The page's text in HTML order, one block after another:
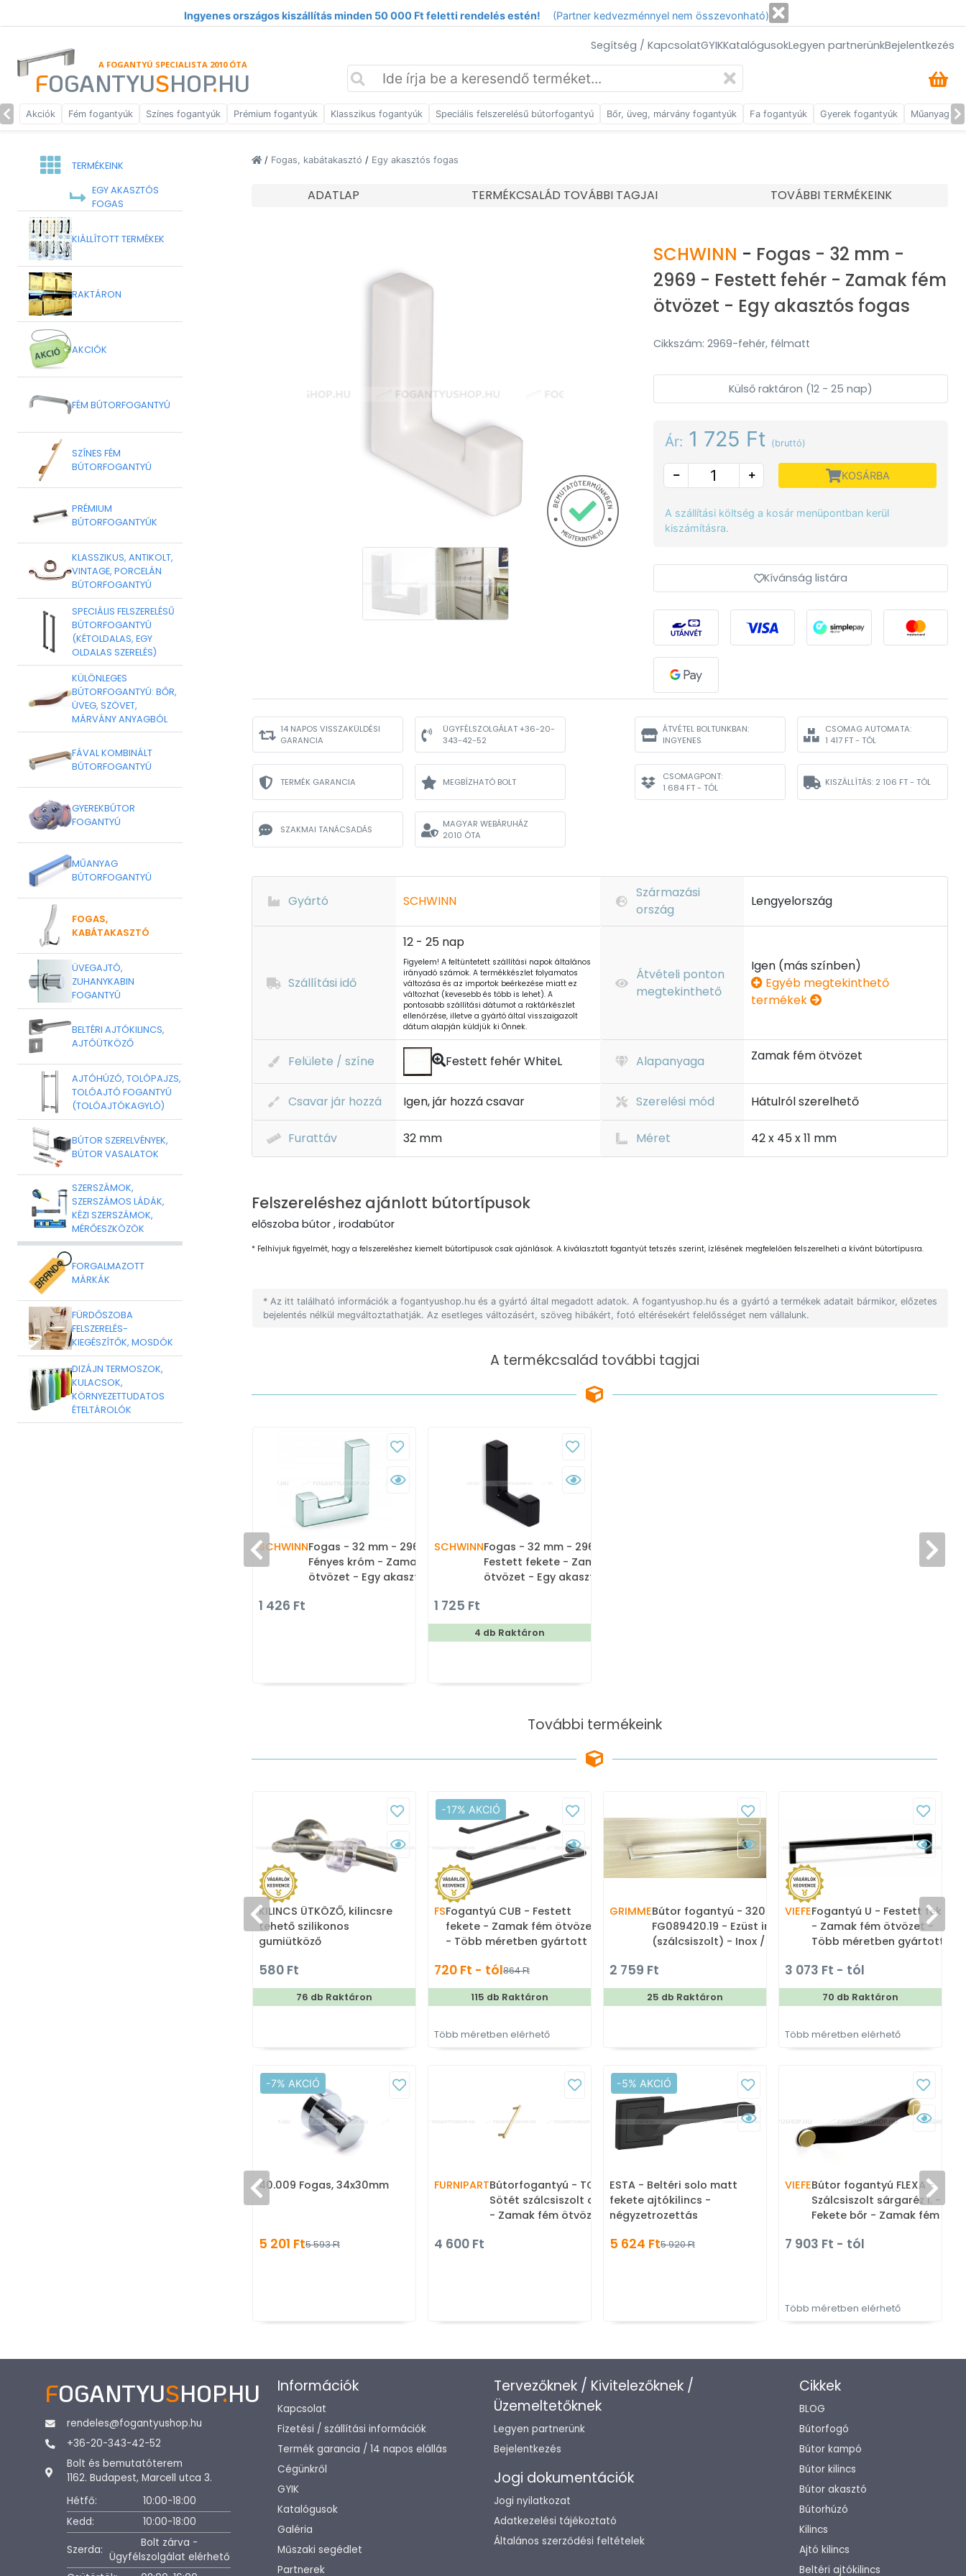
Ingyenes országos kiszállítás minden 50 000 Ft feletti rendelés estén! (Partner kedvezménnyel nem összevonható)
Segítség / KapcsolatGYIKKatalógusokLegyen partnerünkBejelentkezés
A FOGANTYÚ SPECIALISTA 2010 ÓTA
FOGANTYUSHOP.HU
Akciók Fém fogantyúk Színes fogantyúk Prémium fogantyúk Klasszikus fogantyúk Speciális felszerelésű bútorfogantyú Bőr, üveg, márvány fogantyúk Fa fogantyúk Gyerek fogantyúk Műanyag
TERMÉKEINK
EGY AKASZTÓS
FOGAS
KIÁLLÍTOTT TERMÉKEK
RAKTÁRON
AKCIÓK
FÉM BÚTORFOGANTYÚ
SZÍNES FÉM
BÚTORFOGANTYÚ
PRÉMIUM
BÚTORFOGANTYÚK
KLASSZIKUS, ANTIKOLT,
VINTAGE, PORCELÁN
BÚTORFOGANTYÚ
SPECIÁLIS FELSZERELÉSŰ
BÚTORFOGANTYÚ
(KÉTOLDALAS, EGY
OLDALAS SZERELÉS)
KÜLÖNLEGES
BÚTORFOGANTYÚ: BŐR,
ÜVEG, SZÖVET,
MÁRVÁNY ANYAGBÓL
FÁVAL KOMBINÁLT
BÚTORFOGANTYÚ
GYEREKBÚTOR
FOGANTYÚ
MŰANYAG
BÚTORFOGANTYÚ
FOGAS,
KABÁTAKASZTÓ
ÜVEGAJTÓ,
ZUHANYKABIN
FOGANTYÚ
BELTÉRI AJTÓKILINCS,
AJTÓÜTKÖZŐ
AJTÓHÚZÓ, TOLÓPAJZS,
TOLÓAJTÓ FOGANTYÚ
(TOLÓAJTÓKAGYLÓ)
BÚTOR SZERELVÉNYEK,
BÚTOR VASALATOK
SZERSZÁMOK,
SZERSZÁMOS LÁDÁK,
KÉZI SZERSZÁMOK,
MÉRŐESZKÖZÖK
FORGALMAZOTT
MÁRKÁK
FÜRDŐSZOBA
FELSZERELÉS-
KIEGÉSZÍTŐK, MOSDÓK
DIZÁJN TERMOSZOK,
KULACSOK,
KÖRNYEZETTUDATOS
ÉTELTÁROLÓK
/ Fogas, kabátakasztó / Egy akasztós fogas
ADATLAP TERMÉKCSALÁD TOVÁBBI TAGJAI TOVÁBBI TERMÉKEINK
SCHWINN - Fogas - 32 mm -
2969 - Festett fehér - Zamak fém
ötvözet - Egy akasztós fogas
Cikkszám: 2969-fehér, félmatt
Külső raktáron (12 - 25 nap)
Ár: 1 725 Ft (bruttó)
KOSÁRBA
A szállítási költség a kosár menüpontban kerül
kiszámításra.
Kívánság listára
14 NAPOS VISSZAKÜLDÉSI
GARANCIA
ÜGYFÉLSZOLGÁLAT +36-20-
343-42-52
TERMÉK GARANCIA MEGBÍZHATÓ BOLT
SZAKMAI TANÁCSADÁS
MAGYAR WEBÁRUHÁZ
2010 ÓTA
ÁTVÉTEL BOLTUNKBAN:
INGYENES
CSOMAG AUTOMATA:
1 417 FT - TÓL
CSOMAGPONT:
1 684 FT - TÓL
KISZÁLLÍTÁS: 2 106 FT - TÓL
Gyártó SCHWINN
Származási
ország
Lengyelország
Szállítási idő
12 - 25 nap
Figyelem! A feltüntetett szállítási napok általános
irányadó számok. A termékkészlet folyamatos
változása és az importok beérkezése miatt ez
változhat (kevesebb és több is lehet). A
pontosabb szállítási dátumot a raktárkészlet
ellenőrzése, illetve a gyártó által visszaigazolt
dátum alapján küldjük ki Önnek.
Átvételi ponton
megtekinthető
Igen (más színben)
Egyéb megtekinthető
termékek
Felülete / színe Festett fehér WhiteL Alapanyaga Zamak fém ötvözet
Csavar jár hozzá Igen, jár hozzá csavar Szerelési mód Hátulról szerelhető
Furattáv 32 mm Méret 42 x 45 x 11 mm
Felszereléshez ajánlott bútortípusok
előszoba bútor , irodabútor
* Felhívjuk figyelmét, hogy a felszereléshez kiemelt bútortípusok csak ajánlások. A kiválasztott fogantyút tetszés szerint, ízlésének megfelelően felszerelheti a kívánt bútortípusra.
* Az itt található információk a fogantyushop.hu és a gyártó által megadott adatok. A fogantyushop.hu és a gyártó a termékek adatait bármikor, előzetes
bejelentés nélkül megváltoztathatják. Az esetleges változásért, szöveg hibákért, fotó eltérésekért felelősséget nem vállalunk.
A termékcsalád további tagjai
SCHWINNFogas - 32 mm - 2969 -
Fényes króm - Zamak fém
ötvözet - Egy akasztós
1 426 Ft
SCHWINNFogas - 32 mm - 2969 -
Festett fekete - Zamak fém
ötvözet - Egy akasztós
1 725 Ft
4 db Raktáron
További termékeink
KILINCS ÜTKÖZŐ, kilincsre
tehető szilikonos
gumiütköző
580 Ft
76 db Raktáron
-17% AKCIÓ
FSFogantyú CUB - Festett
fekete - Zamak fém ötvözet
- Több méretben gyártott
720 Ft - tól864 Ft
115 db Raktáron
Több méretben elérhető
GRIMMEBútor fogantyú - 320 mm -
FG089420.19 - Ezüst inox
(szálcsiszolt) - Inox /
méretben gyártott fém
bútorfogantyú
2 759 Ft
25 db Raktáron
VIEFEFogantyú U - Festett fekete
- Zamak fém ötvözet -
Több méretben gyártott
3 073 Ft - tól
70 db Raktáron
Több méretben elérhető
-7% AKCIÓ
40.009 Fogas, 34x30mm
5 201 Ft5 593 Ft
FURNIPARTBútorfogantyú - TOCCO -
Sötét szálcsiszolt arany 35
- Zamak fém ötvözet - Egy
4 600 Ft
-5% AKCIÓ
ESTA - Beltéri solo matt
fekete ajtókilincs -
négyzetrozettás
5 624 Ft5 920 Ft
VIEFEBútor fogantyú FLEXA -
Szálcsiszolt sárgaréz I. -
Fekete bőr - Zamak fém
kombinált fém
7 903 Ft - tól
Több méretben elérhető
FOGANTYUSHOP.HU
rendeles@fogantyushop.hu
+36-20-343-42-52
Bolt és bemutatóterem
1162. Budapest, Marcell utca 3.
Hétfő:
10:00-18:00
Kedd:
10:00-18:00
Szerda:
Bolt zárva -
Ügyfélszolgálat elérhető
Információk
Kapcsolat
Fizetési / szállítási információk
Termék garancia / 14 napos elállás
Cégünkről
GYIK
Katalógusok
Galéria
Műszaki segédlet
Partnerek
Tervezőknek / Kivitelezőknek /
Üzemeltetőknek
Legyen partnerünk
Bejelentkezés
Jogi dokumentációk
Jogi nyilatkozat
Adatkezelési tájékoztató
Általános szerződési feltételek
Cikkek
BLOG
Bútorfogó
Bútor kampó
Bútor kilincs
Bútor akasztó
Bútorhúzó
Kilincs
Ajtó kilincs
Beltéri ajtókilincs